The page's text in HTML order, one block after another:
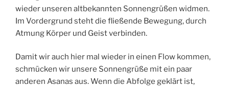
wieder unseren altbekannten Sonnengrüßen widmen.
Im Vordergrund steht die fließende Bewegung, durch
Atmung Körper und Geist verbinden.
Damit wir auch hier mal wieder in einen Flow kommen,
schmücken wir unsere Sonnengrüße mit ein paar
anderen Asanas aus. Wenn die Abfolge geklärt ist,